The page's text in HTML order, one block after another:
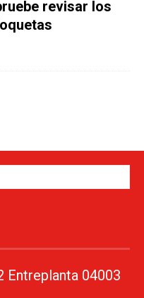
revisar los
Entreplanta 04003